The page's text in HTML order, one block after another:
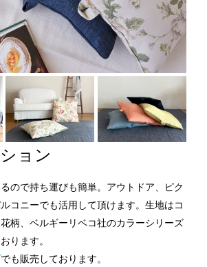
ョン
ので持ち運びも簡単。アウトドア、ピク
コニーでも活用して頂けます。生地はコ
柄、ベルギーリベコ社のカラーシリーズ
ります。
でも販売しております。